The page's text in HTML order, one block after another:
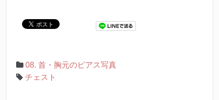
08. 首・胸元のピアス写真
チェスト